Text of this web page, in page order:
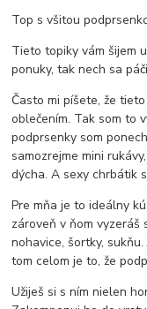
Top s všitou
Tieto topiky vám šijem
ponuky, tak nech sa
Často mi píšete, že
oblečením. Tak som to
podprsenky som
samozrejme mini
dýcha. A sexy chrbátik
Pre mňa je to ideálny
zároveň v ňom vyzeráš
nohavice, šortky,
tom celom je to, že
Užiješ si s ním nielen